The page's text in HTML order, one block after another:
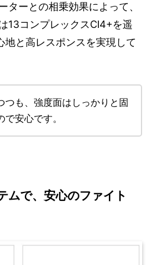
ターとの相乗効果によって、
13コンプレックスCI4+を遥
地と高レスポンスを実現して
つも、強度面はしっかりと固
安心です。
ムで、安心のファイト